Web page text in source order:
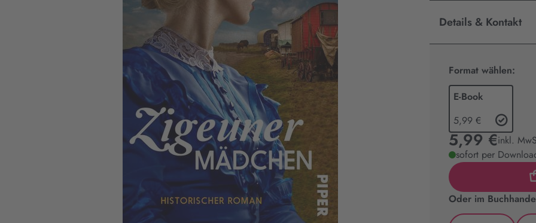
Details & Kontakt
Format wählen:
E-Book
5,99 €
5,99 €inkl.
sofort per
Oder im